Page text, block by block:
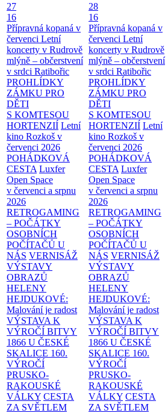
27
16
Přípravná kopaná v
červenci Letní
koncerty v Rudrově
mlýně – občerstvení
v srdci Ratibořic
PROHLÍDKY
ZÁMKU PRO
DĚTI
S KOMTESOU
HORTENZIÍ Letní
kino Rozkoš v
červenci 2026
POHÁDKOVÁ
CESTA Luxfer
Open Space
v červenci a srpnu
2026
RETROGAMING
– POČÁTKY
OSOBNÍCH
POČÍTAČŮ U
NÁS VERNISÁŽ
VÝSTAVY
OBRAZŮ
HELENY
HEJDUKOVÉ:
Malování je radost
VÝSTAVA K
VÝROČÍ BITVY
1866 U ČESKÉ
SKALICE 160.
VÝROČÍ
PRUSKO-
RAKOUSKÉ
VÁLKY CESTA
ZA SVĚTLEM
28
16
Přípravná kopaná v
červenci Letní
koncerty v Rudrově
mlýně – občerstvení
v srdci Ratibořic
PROHLÍDKY
ZÁMKU PRO
DĚTI
S KOMTESOU
HORTENZIÍ Letní
kino Rozkoš v
červenci 2026
POHÁDKOVÁ
CESTA Luxfer
Open Space
v červenci a srpnu
2026
RETROGAMING
– POČÁTKY
OSOBNÍCH
POČÍTAČŮ U
NÁS VERNISÁŽ
VÝSTAVY
OBRAZŮ
HELENY
HEJDUKOVÉ:
Malování je radost
VÝSTAVA K
VÝROČÍ BITVY
1866 U ČESKÉ
SKALICE 160.
VÝROČÍ
PRUSKO-
RAKOUSKÉ
VÁLKY CESTA
ZA SVĚTLEM